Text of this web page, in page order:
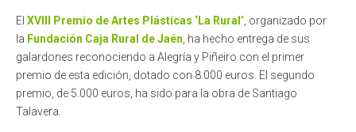
El XVIII Premio de Artes Plásticas ‘La Rural’ , organizado por
la Fundación Caja Rural de Jaén , ha hecho entrega de sus
galardones reconociendo a Alegría y Piñeiro con el primer
premio de esta edición, dotado con 8.000 euros. El segundo
premio, de 5.000 euros, ha sido para la obra de Santiago
Talavera.